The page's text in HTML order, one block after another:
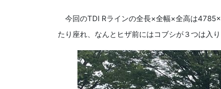
今回のTDI Rラインの全長×全幅×全高は
たり座れ、なんとヒザ前にはコブシが３つは入